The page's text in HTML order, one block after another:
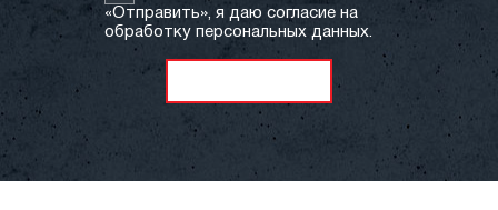
«Отправить», я даю согласие на
обработку персональных данных.